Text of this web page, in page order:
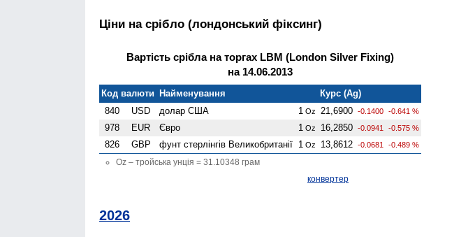
Ціни на срібло (лондонський фіксинг)
Вартість срібла на торгах LBM (London Silver Fixing)
на 14.06.2013
Код валюти Найменування
Курс (Ag)
840
USD долар США 1 Oz 21,6900 -0.1400 -0.641 %
978 EUR Євро 1 Oz 16,2850 -0.0941 -0.575 %
826 GBP фунт стерлінгів Велико­британії 1 Oz 13,8612 -0.0681 -0.489 %
Oz – тройська унція = 31.10348 грам
конвертер
2026